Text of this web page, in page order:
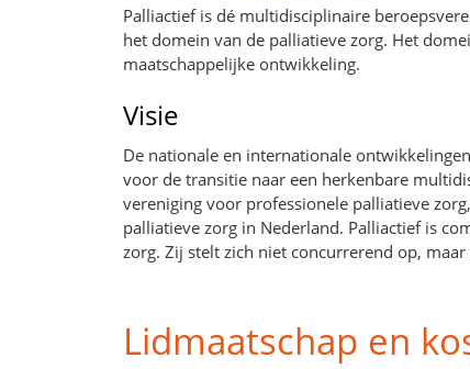
Palliactief is dé multidisciplinaire
het domein van de palliatieve zorg. Het
maatschappelijke ontwikkeling.
Visie
De nationale en internationale
voor de transitie naar een herkenbare
vereniging voor professionele palliatieve
palliatieve zorg in Nederland. Palliactief is
zorg. Zij stelt zich niet concurrerend op,
Lidmaatschap en